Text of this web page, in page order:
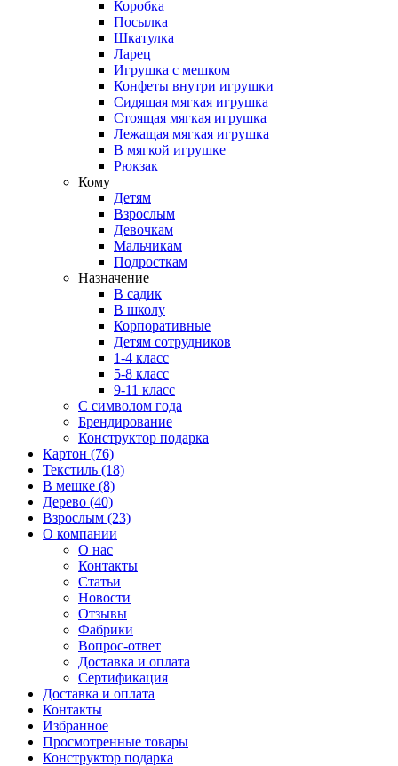
Коробка
Посылка
Шкатулка
Ларец
Игрушка с мешком
Конфеты внутри игрушки
Сидящая мягкая игрушка
Стоящая мягкая игрушка
Лежащая мягкая игрушка
В мягкой игрушке
Рюкзак
Кому
Детям
Взрослым
Девочкам
Мальчикам
Подросткам
Назначение
В садик
В школу
Корпоративные
Детям сотрудников
1-4 класс
5-8 класс
9-11 класс
С символом года
Брендирование
Конструктор подарка
Картон (76)
Текстиль (18)
В мешке (8)
Дерево (40)
Взрослым (23)
О компании
О нас
Контакты
Статьи
Новости
Отзывы
Фабрики
Вопрос-ответ
Доставка и оплата
Сертификация
Доставка и оплата
Контакты
Избранное
Просмотренные товары
Конструктор подарка